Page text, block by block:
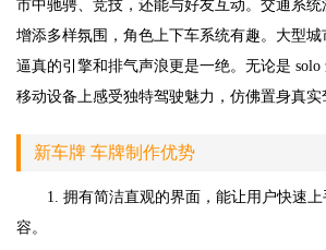
市中驰骋、竞技，还能与好友互动。交通系
增添多样氛围，角色上下车系统有趣。大型城
逼真的引擎和排气声浪更是一绝。无论是
移动设备上感受独特驾驶魅力，仿佛置身真实
新车牌 车牌制作优势
1. 拥有简洁直观的界面，能让用户快速
容。